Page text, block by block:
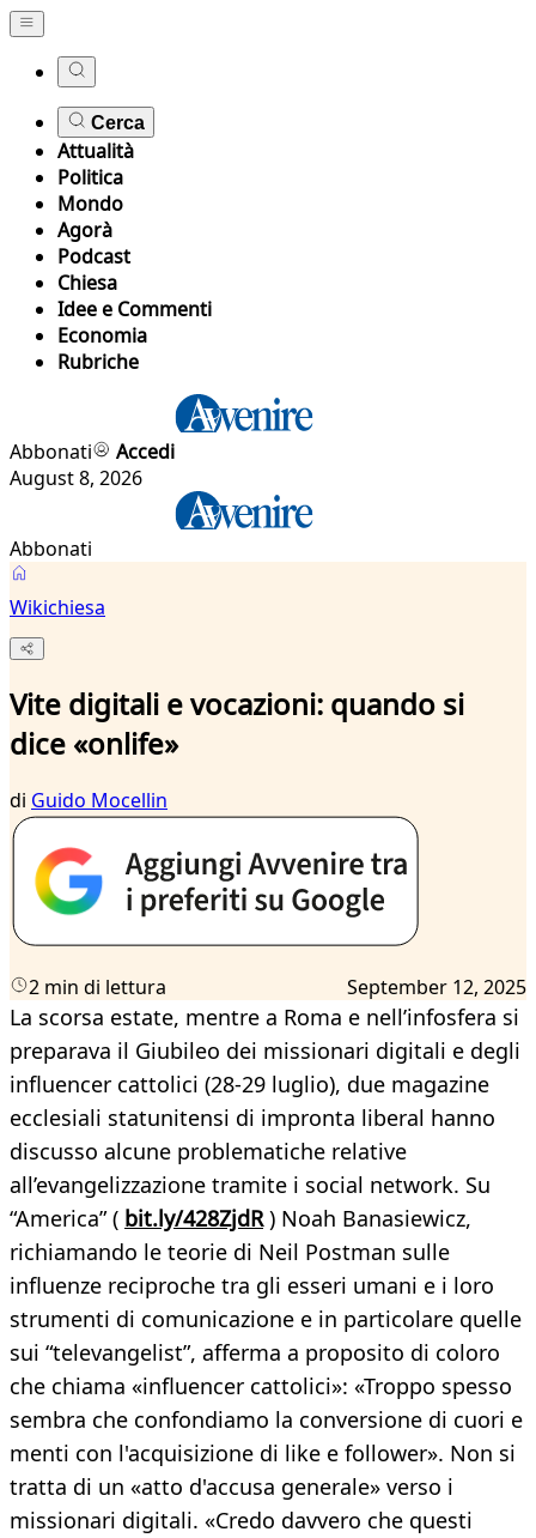
Cerca
Attualità
Politica
Mondo
Agorà
Podcast
Chiesa
Idee e Commenti
Economia
Rubriche
Abbonati
Accedi
August 8, 2026
Abbonati
Wikichiesa
Vite digitali e vocazioni: quando si
dice «onlife»
di Guido Mocellin
2 min di lettura September 12, 2025
La scorsa estate, mentre a Roma e nell’infosfera si
preparava il Giubileo dei missionari digitali e degli
influencer cattolici (28-29 luglio), due magazine
ecclesiali statunitensi di impronta liberal hanno
discusso alcune problematiche relative
all’evangelizzazione tramite i social network. Su
“America” ( bit.ly/428ZjdR) Noah Banasiewicz,
richiamando le teorie di Neil Postman sulle
influenze reciproche tra gli esseri umani e i loro
strumenti di comunicazione e in particolare quelle
sui “televangelist”, afferma a proposito di coloro
che chiama «influencer cattolici»: «Troppo spesso
sembra che confondiamo la conversione di cuori e
menti con l'acquisizione di like e follower». Non si
tratta di un «atto d'accusa generale» verso i
missionari digitali. «Credo davvero che questi